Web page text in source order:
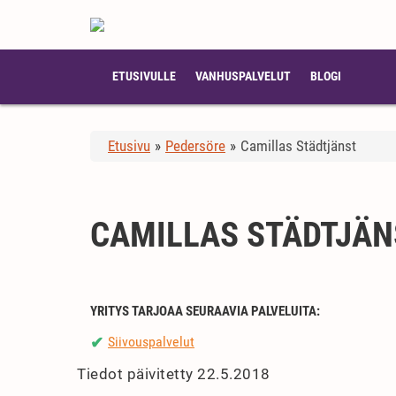
ETUSIVULLE VANHUSPALVELUT BLOGI
Etusivu » Pedersöre » Camillas Städtjänst
CAMILLAS
YRITYS TARJOAA SEURAAVIA PALVELUITA:
✔ Siivouspalvelut
Tiedot päivitetty 22.5.2018